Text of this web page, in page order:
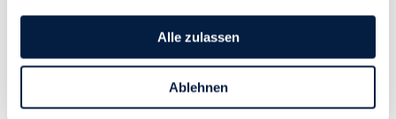
Ecke des Bildschirms klickst. Lies mehr darüber, wie wir
Cookies und andere Technologien zur Erfassung
Alle zulassen
Ablehnen
einen gewissen Nervenkitzel und scheuen keine Risiken: Von
Achterbahnfahren bis Extremsport können sie selbst dem
Reiz von Gefahr etwas abgewinnen. Entsprechend entscheiden
sich Extravertierte auch oft für freiberufliche oder